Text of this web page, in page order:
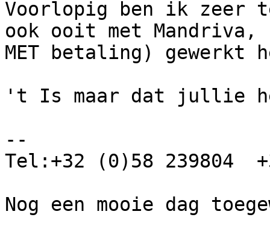
Voorlopig ben ik zeer
ook ooit met
MET betaling) gewerkt
't Is maar dat jullie
--
Tel:+32 (0)58 239804
Nog een mooie dag